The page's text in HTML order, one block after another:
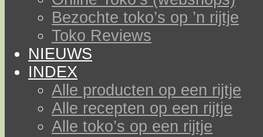
Bezochte toko’s op ’n rijtje
Toko Reviews
NIEUWS
INDEX
Alle producten op een rijtje
Alle recepten op een rijtje
Alle toko’s op een rijtje